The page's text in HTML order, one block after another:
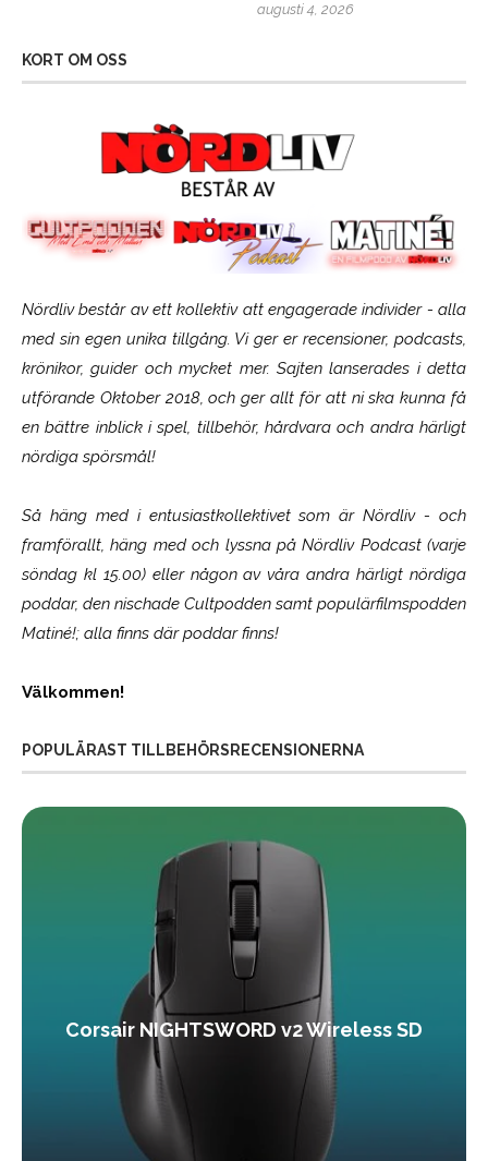
augusti 4, 2026
KORT OM OSS
Nördliv består av ett kollektiv att engagerade individer - alla
med sin egen unika tillgång. Vi ger er recensioner, podcasts,
krönikor, guider och mycket mer. Sajten lanserades i detta
utförande Oktober 2018, och ger allt för att ni ska kunna få
en bättre inblick i spel, tillbehör, hårdvara och andra härligt
nördiga spörsmål!
Så häng med i entusiastkollektivet som ärNördliv- och
framförallt, häng med och lyssna på Nördliv Podcast (varje
söndag kl 15.00) eller någon av våra andra härligt nördiga
poddar, den nischade Cultpodden samt populärfilmspodden
Matiné!; alla finns där poddar finns!
Välkommen!
POPULÄRAST TILLBEHÖRSRECENSIONERNA
Corsair NIGHTSWORD v2 Wireless SD